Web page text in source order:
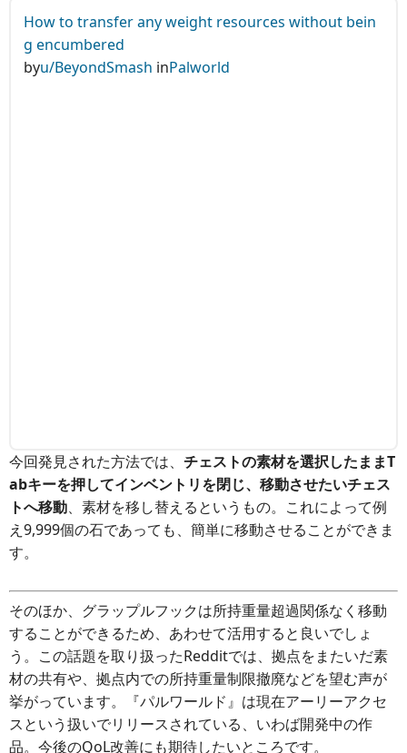
How to transfer any weight resources without bein
g encumbered
byu/BeyondSmash inPalworld
今回発見された方法では、 チェストの素材を選択したままT
abキーを押してインベントリを閉じ、移動させたいチェス
トへ移動、素材を移し替えるというもの。これによって例
え9,999個の石であっても、簡単に移動させることができま
す。
そのほか、グラップルフックは所持重量超過関係なく移動
することができるため、あわせて活用すると良いでしょ
う。この話題を取り扱ったRedditでは、拠点をまたいだ素
材の共有や、拠点内での所持重量制限撤廃などを望む声が
挙がっています。『パルワールド』は現在アーリーアクセ
スという扱いでリリースされている、いわば開発中の作
品。今後のQoL改善にも期待したいところです。